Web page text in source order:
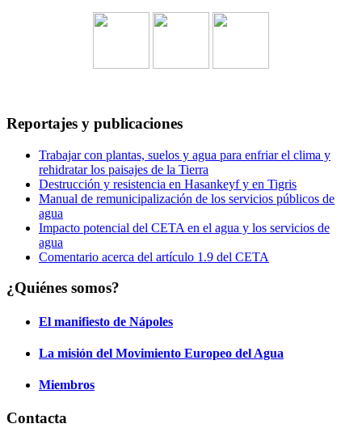
Reportajes y publicaciones
Trabajar con plantas, suelos y agua para enfriar el clima y
rehidratar los paisajes de la Tierra
Destrucción y resistencia en Hasankeyf y en Tigris
Manual de remunicipalización de los servicios públicos de
agua
Impacto potencial del CETA en el agua y los servicios de
agua
Comentario acerca del artículo 1.9 del CETA
¿Quiénes somos?
El manifiesto de Nápoles
La misión del Movimiento Europeo del Agua
Miembros
Contacta